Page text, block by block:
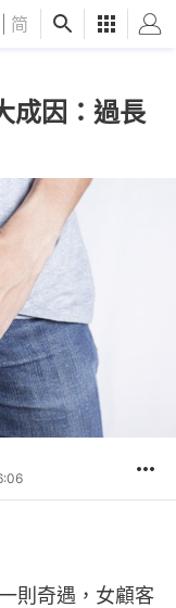
简
成因：過長
則奇遇，女顧客